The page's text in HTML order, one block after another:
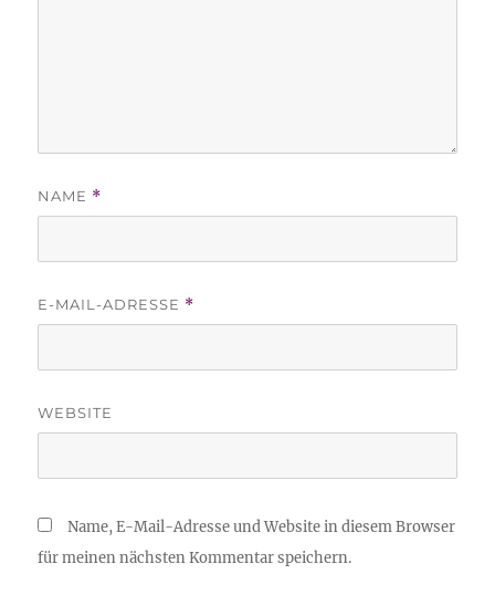
NAME *
E-MAIL-ADRESSE *
WEBSITE
Name, E-Mail-Adresse und Website in diesem Browser
für meinen nächsten Kommentar speichern.